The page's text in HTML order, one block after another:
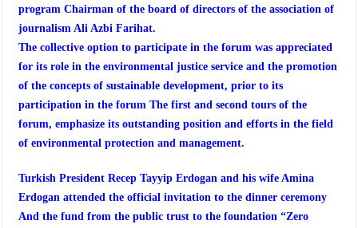
program Chairman of the board of directors of the association of
journalism Ali Azbi Farihat.
The collective option to participate in the forum was appreciated
for its role in the environmental justice service and the promotion
of the concepts of sustainable development, prior to its
participation in the forum The first and second tours of the
forum, emphasize its outstanding position and efforts in the field
of environmental protection and management.
Turkish President Recep Tayyip Erdogan and his wife Amina
Erdogan attended the official invitation to the dinner ceremony
And the fund from the public trust to the foundation “Zero